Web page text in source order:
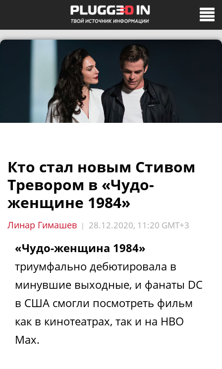
Кто стал новым Стивом
Тревором в «Чудо-
женщине 1984»
Линар Гимашев | 28.12.2020, 11:20 GMT+3
«Чудо-женщина 1984»
триумфально дебютировала в
минувшие выходные, и фанаты DC
в США смогли посмотреть фильм
как в кинотеатрах, так и на HBO
Max.